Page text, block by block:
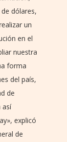
dólares,
un
en el
nuestra
forma
del país,
de
así
explicó
de